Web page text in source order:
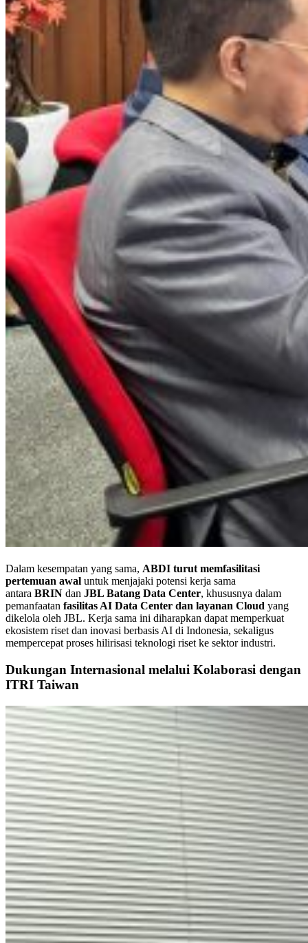
Dalam kesempatan yang sama, ABDI turut memfasilitasi
pertemuan awal untuk menjajaki potensi kerja sama
antara BRIN dan JBL Batang Data Center, khususnya dalam
pemanfaatan fasilitas AI Data Center dan layanan Cloud yang
dikelola oleh JBL. Kerja sama ini diharapkan dapat memperkuat
ekosistem riset dan inovasi berbasis AI di Indonesia, sekaligus
mempercepat proses hilirisasi teknologi riset ke sektor industri.
Dukungan Internasional melalui Kolaborasi dengan
ITRI Taiwan